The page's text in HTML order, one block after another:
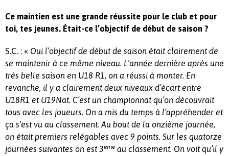
Ce maintien est une grande réussite pour le club et pour
toi, tes jeunes. Était-ce l’objectif de début de saison ?
S.C. : « Oui l’objectif de début de saison était clairement de
se maintenir à ce même niveau. L’année dernière après une
très belle saison en U18 R1, on a réussi à monter. En
revanche, il y a clairement deux niveaux d’écart entre
U18R1 et U19Nat. C’est un championnat qu’on découvrait
tous avec les joueurs. On a mis du temps à l’appréhender et
ça s’est vu au classement. Au bout de la onzième journée,
on était premiers relégables avec 9 points. Sur les quatorze
journées suivantes on est 3ème au classement. On voit qu’il y